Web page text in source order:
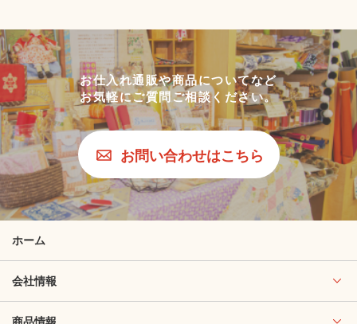
お仕入れ通販や商品についてなど
お気軽にご質問ご相談ください。
お問い合わせはこちら
ホーム
会社情報
商品情報